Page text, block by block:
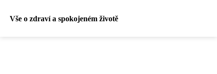
Vše o zdraví a spokojeném životě